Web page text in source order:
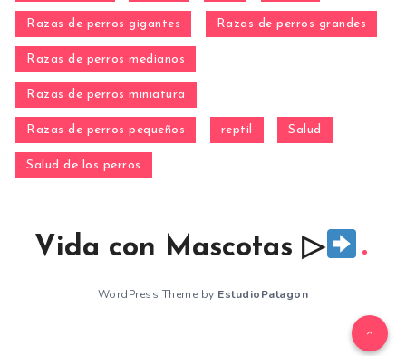
Razas de perros gigantes Razas de perros grandes
Razas de perros medianos
Razas de perros miniatura
Razas de perros pequeños reptil Salud
Salud de los perros
Vida con Mascotas ▷
WordPress Theme by EstudioPatagon